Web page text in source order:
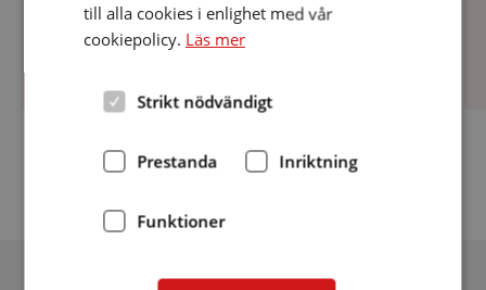
Fler aktiviteter
till alla cookies i enlighet med vår
cookiepolicy. Läs mer
Strikt nödvändigt
Prestanda Inriktning
Funktioner